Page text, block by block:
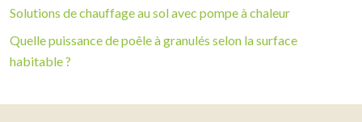
Solutions de chauffage au sol avec pompe à chaleur
Quelle puissance de poêle à granulés selon la surface
habitable ?